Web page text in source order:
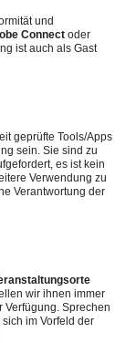
und
Connect oder
ist auch als Gast
geprüfte Tools/Apps
sein. Sie sind zu
es ist kein
Verwendung zu
Verantwortung der
wir ihnen immer
Verfügung. Sprechen
im Vorfeld der